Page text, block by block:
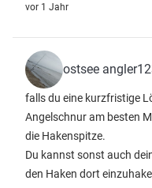
vor 1 Jahr
ostsee
falls du eine kurzfristige
Angelschnur am besten
die Hakenspitze.
Du kannst sonst auch
den Haken dort